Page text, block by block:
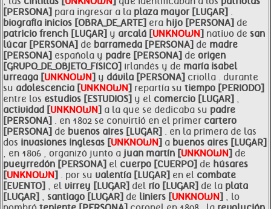
[PERSONA] para ingresar a la plaza mayor [LUGAR] .
biografía inicios [OBRA_DE_ARTE] era hijo [PERSONA] de
patricio french [LUGAR] y arcalá [UNKNOWN] nativo de san
lúcar [PERSONA] de barrameda [PERSONA] de madre
[PERSONA] española y padre [PERSONA] de origen
[GRUPO_DE_OBJETO_FíSICO] irlandés y de maría isabel
urreaga [UNKNOWN] y dávila [PERSONA] criolla . durante
su adolescencia [UNKNOWN] repartía su tiempo [PERIODO]
entre los estudios [ESTUDIOS] y el comercio [LUGAR] ,
actividad [UNKNOWN] a la que se dedicaba su padre
[PERSONA] . en 1802 se convirtió en el primer cartero
[PERSONA] de buenos aires [LUGAR] . en la primera de las
dos invasiones inglesas [UNKNOWN] a buenos aires [LUGAR]
, en 1806 , organizó junto a juan martín [UNKNOWN] de
pueyrredón [PERSONA] el cuerpo [CUERPO] de húsares
[UNKNOWN] . por su valentía [LUGAR] en el combate
[EVENTO] , el virrey [LUGAR] del río [LUGAR] de la plata
[LUGAR] , santiago [LUGAR] de liniers [UNKNOWN] , lo